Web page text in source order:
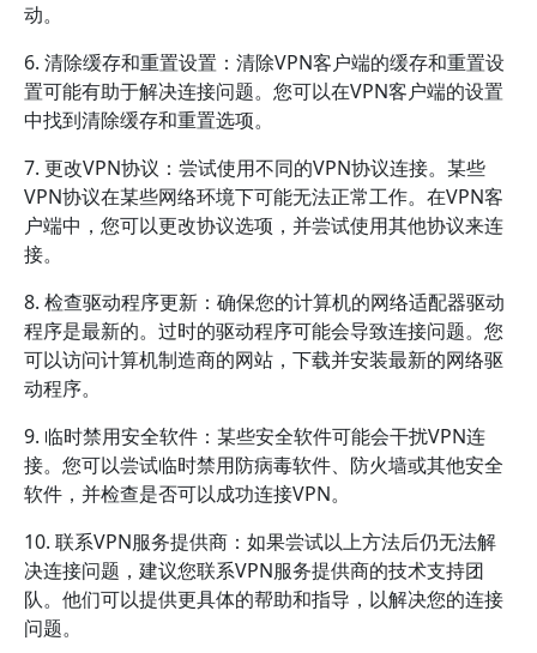
动。
6. 清除缓存和重置设置：清除VPN客户端的缓存和重置设
置可能有助于解决连接问题。您可以在VPN客户端的设置
中找到清除缓存和重置选项。
7. 更改VPN协议：尝试使用不同的VPN协议连接。某些
VPN协议在某些网络环境下可能无法正常工作。在VPN客
户端中，您可以更改协议选项，并尝试使用其他协议来连
接。
8. 检查驱动程序更新：确保您的计算机的网络适配器驱动
程序是最新的。过时的驱动程序可能会导致连接问题。您
可以访问计算机制造商的网站，下载并安装最新的网络驱
动程序。
9. 临时禁用安全软件：某些安全软件可能会干扰VPN连
接。您可以尝试临时禁用防病毒软件、防火墙或其他安全
软件，并检查是否可以成功连接VPN。
10. 联系VPN服务提供商：如果尝试以上方法后仍无法解
决连接问题，建议您联系VPN服务提供商的技术支持团
队。他们可以提供更具体的帮助和指导，以解决您的连接
问题。